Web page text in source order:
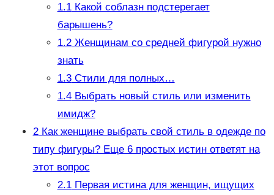
1.1Какой соблазн подстерегает
барышень?
1.2Женщинам со средней фигурой нужно
знать
1.3Стили для полных…
1.4Выбрать новый стиль или изменить
имидж?
2Как женщине выбрать свой стиль в одежде по
типу фигуры? Еще 6 простых истин ответят на
этот вопрос
2.1Первая истина для женщин, ищущих